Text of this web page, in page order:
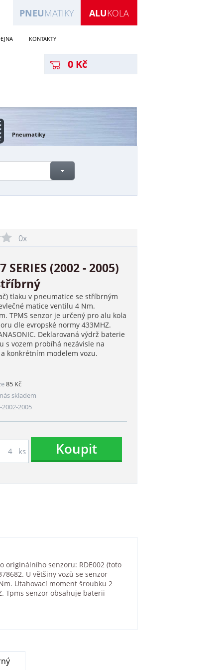
ALUKOLA
PNEUMATIKY
KONTAKTY
0 Kč
Pneumatiky
0x
SERIES (2002 - 2005)
tlaku v pneumatice se stříbrným
matice ventilu 4 Nm.
TPMS senzor je určený pro alu kola
dle evropské normy 433MHZ.
Deklarovaná výdrž baterie
s vozem probíhá nezávisle na
konkrétním modelem vozu.
85 Kč
skladem
2005
ks Koupit
originálního senzoru: RDE002 (toto
U většiny vozů se senzor
Utahovací moment šroubku 2
Tpms senzor obsahuje baterii